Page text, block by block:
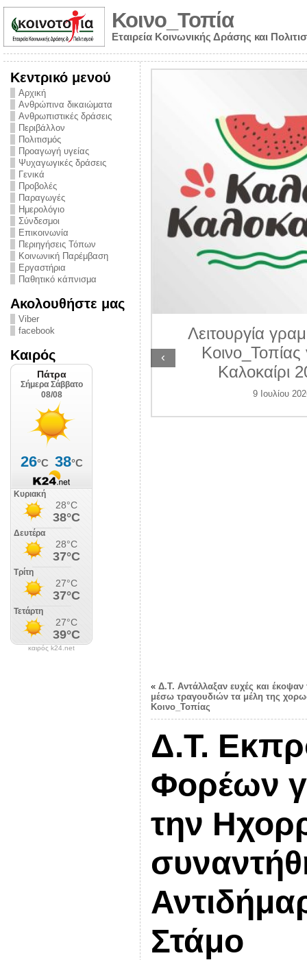
Κοινο_Τοπία
Εταιρεία Κοινωνικής Δράσης και
Κεντρικό μενού
Αρχική
Ανθρώπινα δικαιώματα
Ανθρωπιστικές δράσεις
Περιβάλλον
Πολιτισμός
Προαγωγή υγείας
Ψυχαγωγικές δράσεις
Γενικά
Προβολές
Παραγωγές
Ημερολόγιο
Σύνδεσμοι
Επικοινωνία
Περιηγήσεις Τόπων
Κοινωνική Παρέμβαση
Εργαστήρια
Παθητικό κάπνισμα
Ακολουθήστε μας
Viber
facebook
Καιρός
καιρός k24.net
από την
την ημέρα
και
στο
2026
Λειτουργία
Κοινο_Τοπίας
Καλοκαίρι
9 Ιουλίου
‹
« Δ.Τ. Αντάλλαξαν ευχές και έκοψαν
μέσω τραγουδιών τα μέλη της
Κοινο_Τοπίας
Δ.Τ.
Φορέων
την
Στάμο